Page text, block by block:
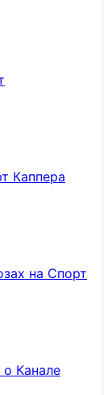
Каппера
на Спорт
Канале